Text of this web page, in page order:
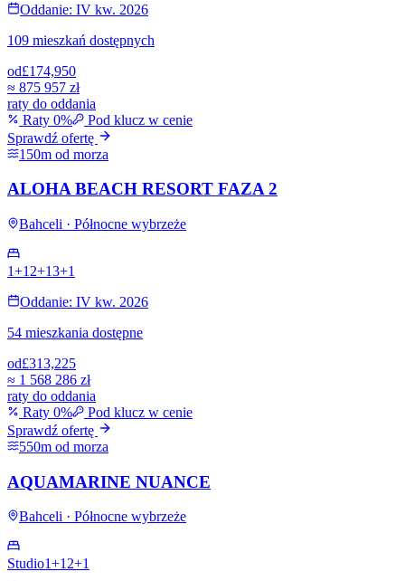
Oddanie: IV kw. 2026
109 mieszkań dostępnych
od£174,950
≈ 875 957 zł
raty do oddania
Raty 0%
Pod klucz w cenie
Sprawdź ofertę
150m od morza
ALOHA BEACH RESORT FAZA 2
Bahceli · Północne wybrzeże
1+1 2+13+1
Oddanie: IV kw. 2026
54 mieszkania dostępne
od£313,225
≈ 1 568 286 zł
raty do oddania
Raty 0%
Pod klucz w cenie
Sprawdź ofertę
550m od morza
AQUAMARINE NUANCE
Bahceli · Północne wybrzeże
Studio1+1 2+1